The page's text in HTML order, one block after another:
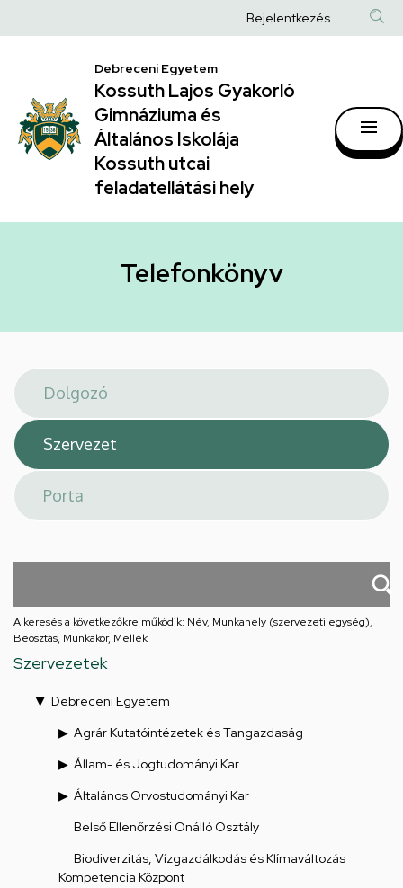
|
Kossuth
Lajos
Gyakorló
Gimnáziuma
Általános
hely
a
Anonim
fiók
Bejelentkezés
Debreceni Egyetem
Kossuth Lajos Gyakorló
Gimnáziuma és
Általános Iskolája
Kossuth utcai
feladatellátási hely
Telefonkönyv
A keresés a következőkre működik: Név, Munkahely (szervezeti egység),
Beosztás, Munkakör, Mellék
Szervezetek
Debreceni Egyetem
Agrár Kutatóintézetek és Tangazdaság
Állam- és Jogtudományi Kar
Általános Orvostudományi Kar
Belső Ellenőrzési Önálló Osztály
Biodiverzitás, Vízgazdálkodás és Klímaváltozás
Kompetencia Központ